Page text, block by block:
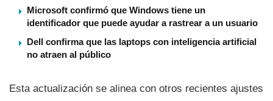
Microsoft confirmó que Windows tiene un
identificador que puede ayudar a rastrear a un usuario
Dell confirma que las laptops con inteligencia artificial
no atraen al público
Esta actualización se alinea con otros recientes ajustes